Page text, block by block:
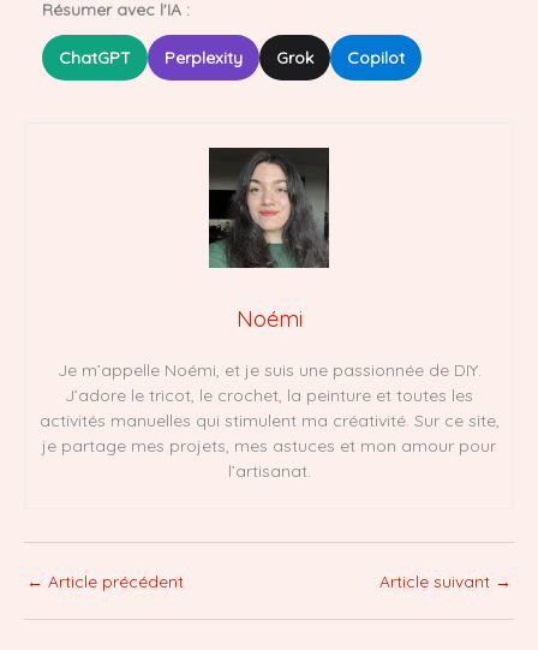
Résumer avec l'IA :
ChatGPT Perplexity Grok Copilot
Noémi
Je m’appelle Noémi, et je suis une passionnée de DIY.
J’adore le tricot, le crochet, la peinture et toutes les
activités manuelles qui stimulent ma créativité. Sur ce site,
je partage mes projets, mes astuces et mon amour pour
l’artisanat.
← Article précédent Article suivant →